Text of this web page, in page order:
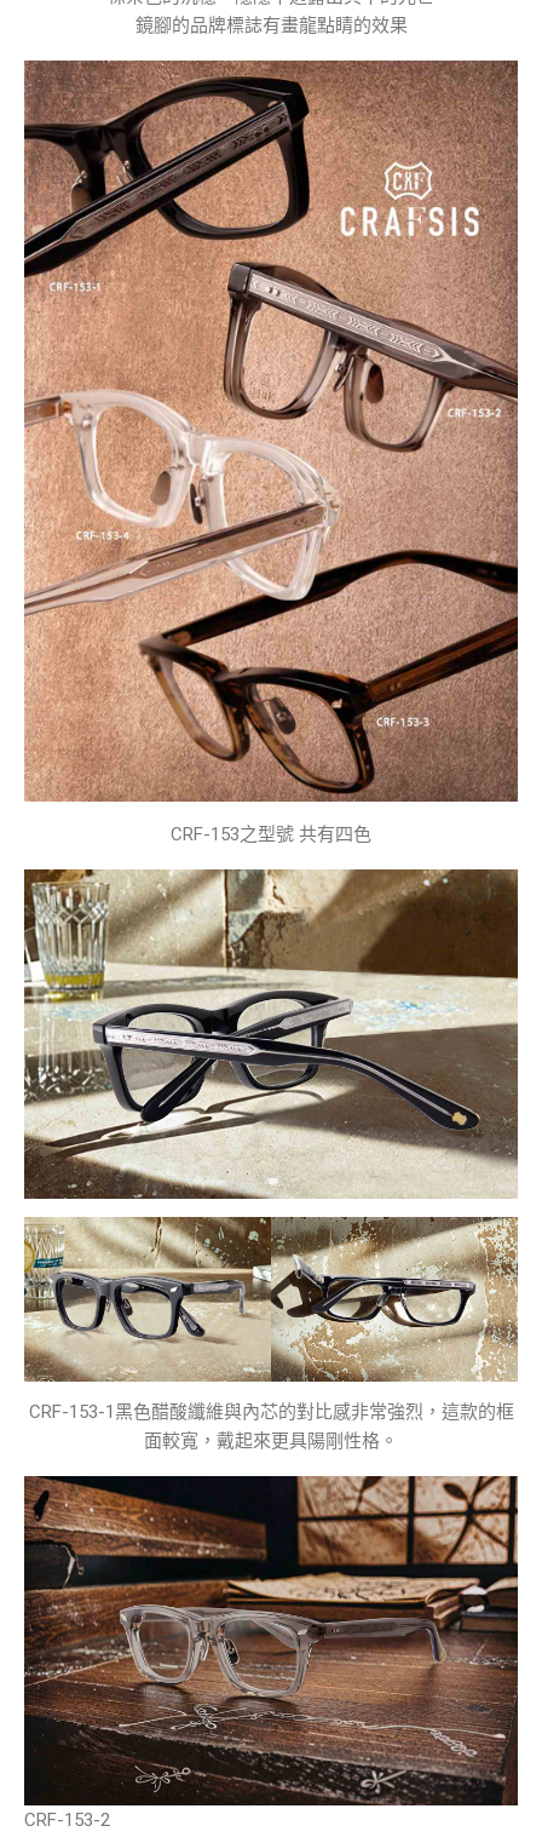
鏡腳的品牌標誌有畫龍點睛的效果
CRF-153之型號 共有四色
CRF-153-1黑色醋酸纖維與內芯的對比感非常強烈，這款的框
面較寬，戴起來更具陽剛性格。
CRF-153-2